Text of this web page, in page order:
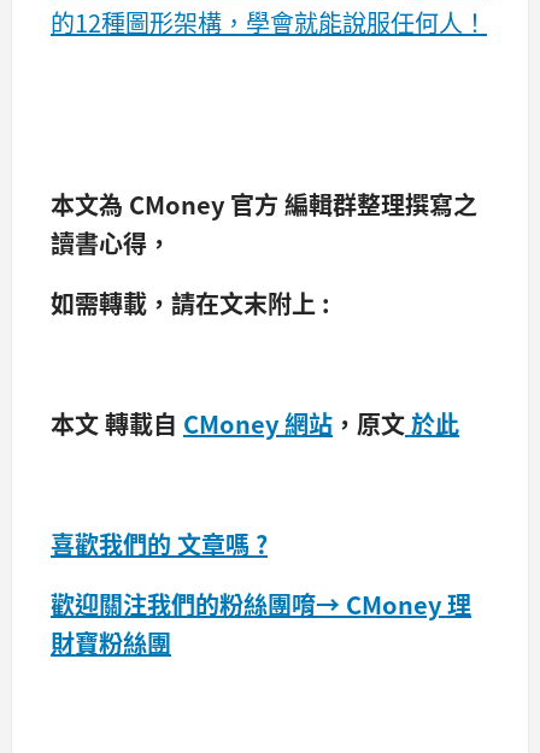
的12種圖形架構，學會就能說服任何人！
本文為 CMoney 官方 編輯群整理撰寫之
讀書心得，
​如需轉載​，請在文末附上 :
本文 轉載自 CMoney 網站 ，原文於此
喜歡我們的 文章嗎 ?
歡迎關注我們的粉絲團唷→ CMoney 理
財寶粉絲團